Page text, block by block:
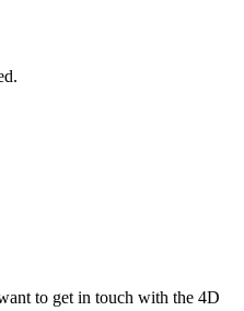
to get in touch with the 4D